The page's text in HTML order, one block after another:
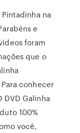
na
e
foram
que o
conhecer
DVD Galinha
100%
você,